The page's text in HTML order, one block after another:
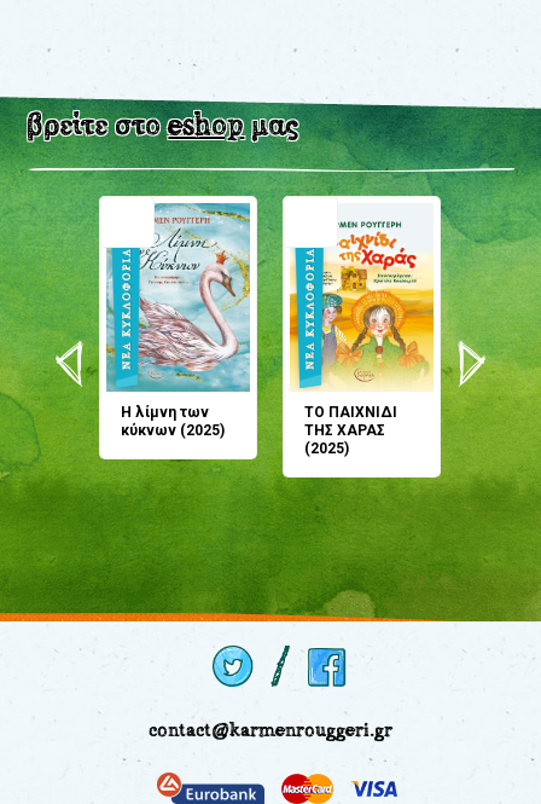
βρείτε στοeshopμας
Η λίμνη των
κύκνων (2025)
ΤΟ ΠΑΙΧΝΙΔΙ
ΤΗΣ ΧΑΡΑΣ
(2025)
μου;
(2024)
contact@karmenrouggeri.gr